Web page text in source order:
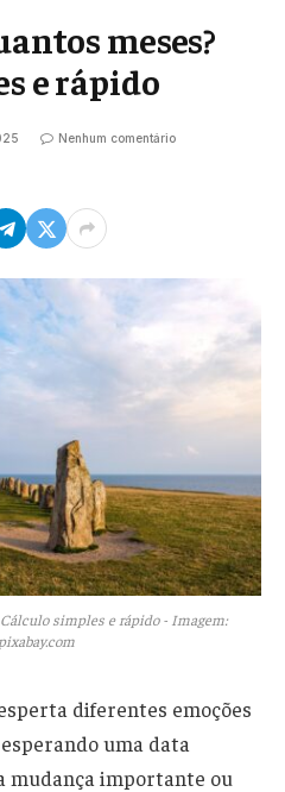
meses?
e rápido
Nenhum comentário
simples e rápido - Imagem:
diferentes emoções
uma data
mudança importante ou